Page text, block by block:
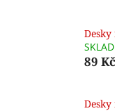
89 Kč